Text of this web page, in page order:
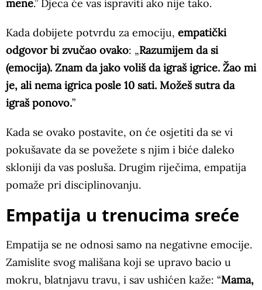
mene.” Djeca će vas ispraviti ako nije tako.
Kada dobijete potvrdu za emociju, empatički
odgovor bi zvučao ovako: „Razumijem da si
(emocija). Znam da jako voliš da igraš igrice. Žao mi
je, ali nema igrica posle 10 sati. Možeš sutra da
igraš ponovo.”
Kada se ovako postavite, on će osjetiti da se vi
pokušavate da se povežete s njim i biće daleko
skloniji da vas posluša. Drugim riječima, empatija
pomaže pri disciplinovanju.
Empatija u trenucima sreće
Empatija se ne odnosi samo na negativne emocije.
Zamislite svog mališana koji se upravo bacio u
mokru, blatnjavu travu, i sav ushićen kaže: “Mama,